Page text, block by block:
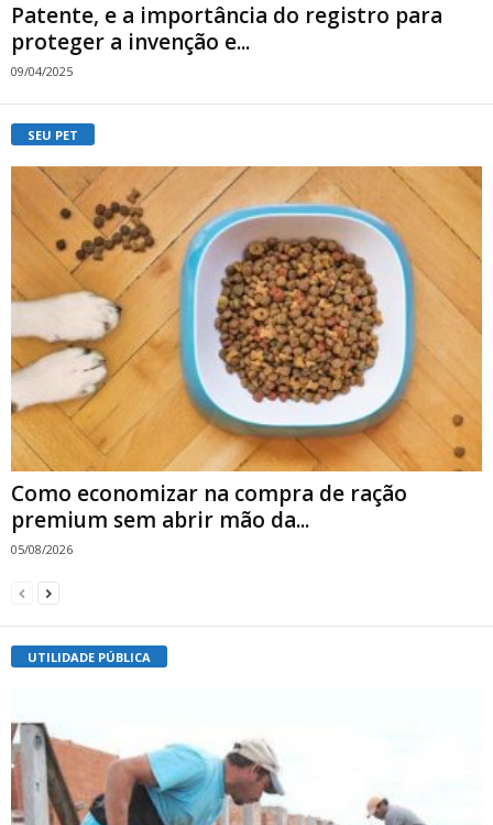
Patente, e a importância do registro para
proteger a invenção e...
09/04/2025
SEU PET
Como economizar na compra de ração
premium sem abrir mão da...
05/08/2026
UTILIDADE PÚBLICA